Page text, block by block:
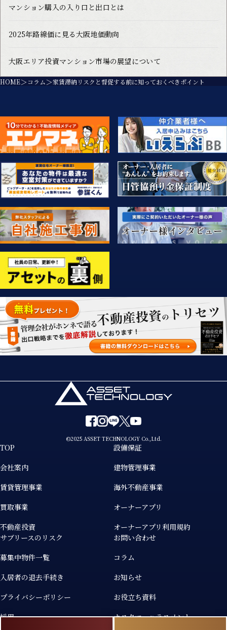
マンション購入の入り口と出口とは
2025年路線価に見る大阪地価動向
大阪エリア投資マンション市場の展望について
HOME コラム 家賃滞納リスクと督促する前に知っておくべきポイント
©2025 ASSET TECHNOLOGY Co.,Ltd.
TOP
会社案内
賃貸管理事業
買取事業
不動産投資
設備保証
建物管理事業
海外不動産事業
オーナーアプリ
オーナーアプリ利用規約
サブリースのリスク
募集中物件一覧
入居者の退去手続き
プライバシーポリシー
採用
お問い合わせ
コラム
お知らせ
お役立ち資料
カスタマーハラスメント